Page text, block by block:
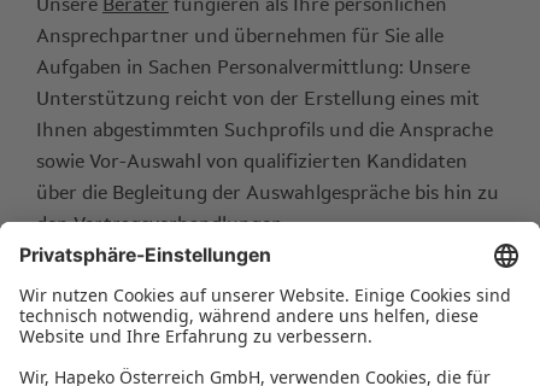
Unsere Berater fungieren als Ihre persönlichen
Ansprechpartner und übernehmen für Sie alle
Aufgaben in Sachen Personalvermittlung: Unsere
Unterstützung reicht von der Erstellung eines mit
Ihnen abgestimmten Suchprofils und die Ansprache
sowie Vor-Auswahl von qualifizierten Kandidaten
über die Begleitung der Auswahlgespräche bis hin zu
den Vertragsverhandlungen.
HAPEKO – Personalberatung für den Mittelstand in
Österreich